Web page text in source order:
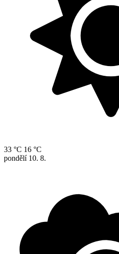
33 °C 16 °C
pondělí 10. 8.